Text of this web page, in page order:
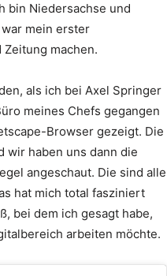
bin Niedersachse und
war mein erster
machen.
als ich bei Axel Springer
meines Chefs gegangen
Browser gezeigt. Die
wir haben uns dann die
angeschaut. Die sind alle
hat mich total fasziniert
bei dem ich gesagt habe,
arbeiten möchte.